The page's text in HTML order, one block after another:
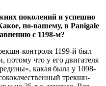
поколений и успешно
по-вашему, в Panigale
с 1198-м?
контроля 1199-й был
что у его двигателя
какая была у 1098-
трекшн-